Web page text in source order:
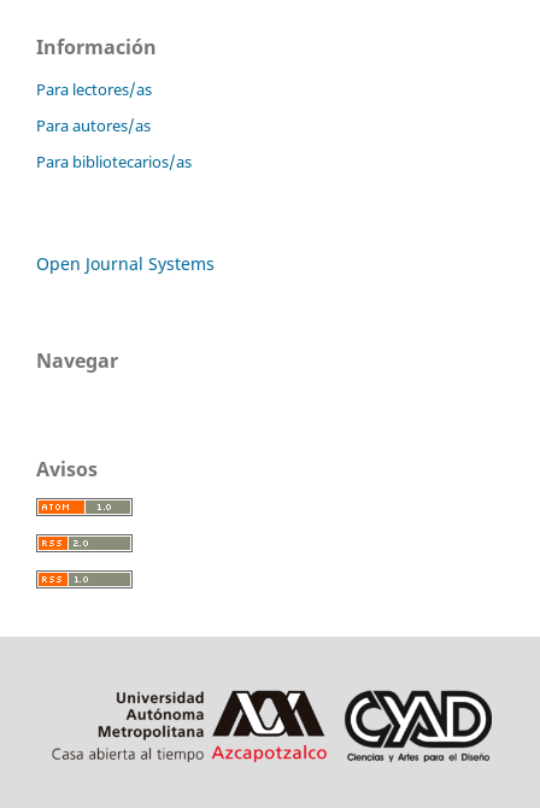
Información
Para lectores/as
Para autores/as
Para bibliotecarios/as
Open Journal Systems
Navegar
Avisos